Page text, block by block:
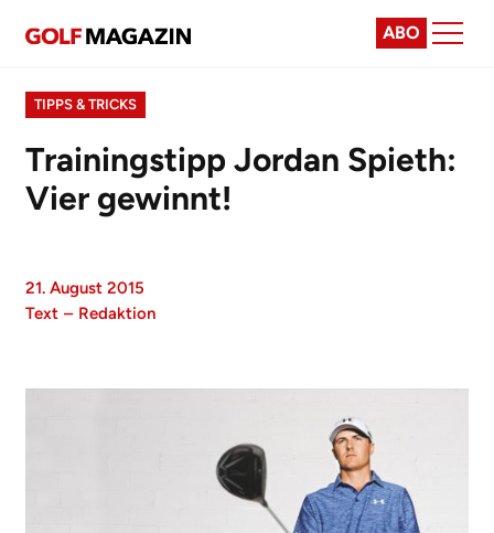
ABO
TIPPS & TRICKS
Trainingstipp Jordan Spieth:
Vier gewinnt!
21. August 2015
Text – Redaktion